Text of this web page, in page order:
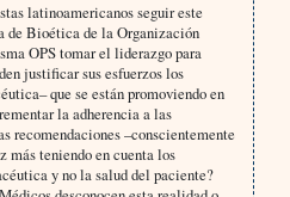
latinoamericanos seguir este
de Bioética de la Organización
OPS tomar el liderazgo para
justificar sus esfuerzos los
que se están promoviendo en
la adherencia a las
recomendaciones –conscientemente
más teniendo en cuenta los
y no la salud del paciente?